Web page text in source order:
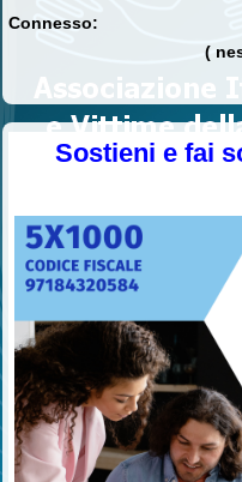
Connesso:
(
Sostieni e fai